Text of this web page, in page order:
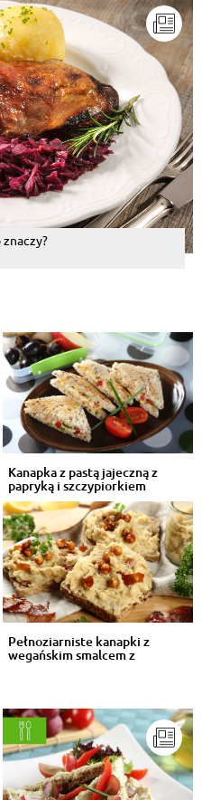
Kanapka z pastą jajeczną z
papryką i szczypiorkiem
Pełnoziarniste kanapki z
wegańskim smalcem z